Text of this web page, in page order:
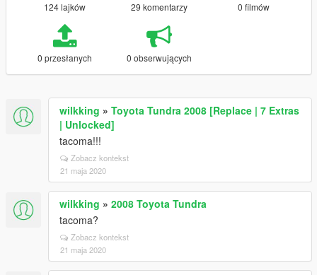
124 lajków 29 komentarzy 0 filmów
0 przesłanych 0 obserwujących
wilkking » Toyota Tundra 2008 [Replace | 7 Extras
| Unlocked]
tacoma!!!
Zobacz kontekst
21 maja 2020
wilkking » 2008 Toyota Tundra
tacoma?
Zobacz kontekst
21 maja 2020